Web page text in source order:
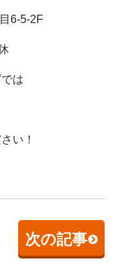
6-5-2F
は
い！
次の記事